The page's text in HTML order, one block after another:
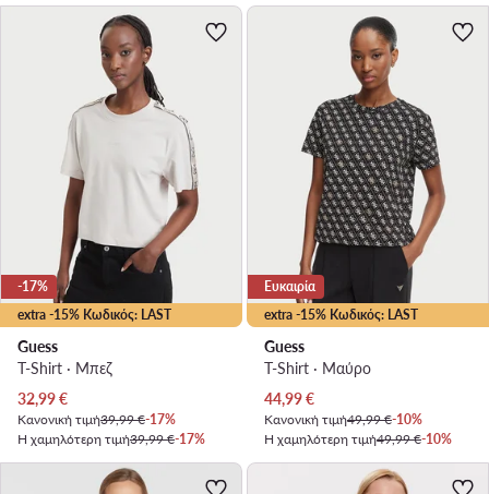
extra -15% Κωδικός: LAST
-17%
Guess
T-Shirt · Μπεζ
Τρέχουσα τιμή
32,99€
Κανονική τιμή39,99 €-17%
Η χαμηλότερη τιμή39,99 €-17%
extra -15% Κωδικός: LAST
Ευκαιρία
Guess
T-Shirt · Μαύρο
Τρέχουσα τιμή
44,99€
Κανονική τιμή49,99 €-10%
Η χαμηλότερη τιμή49,99 €-10%